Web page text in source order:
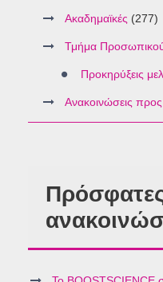
Ακαδημαϊκές (277)
Τμήμα
Προκηρύξεις
Ανακοινώσεις